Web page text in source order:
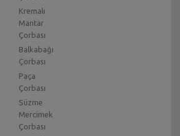
Kremalı
Mantar
Çorbası
Balkabağı
Çorbası
Paça
Çorbası
Süzme
Mercimek
Çorbası